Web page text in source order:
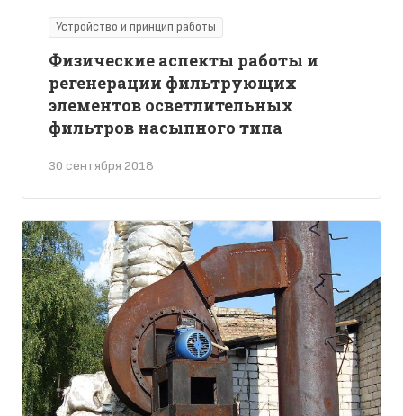
Устройство и принцип работы
30 сентября 2018
Физические аспекты работы и
регенерации фильтрующих
элементов осветлительных
фильтров насыпного типа